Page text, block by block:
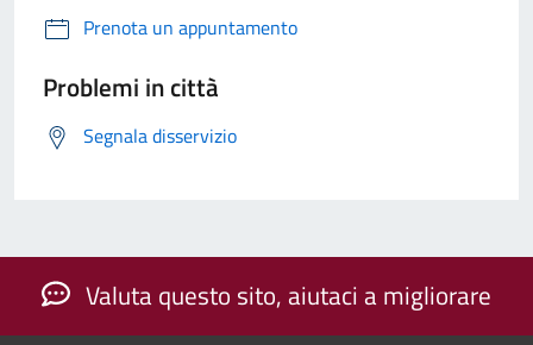
Prenota un appuntamento
Problemi in città
Segnala disservizio
Valuta questo sito, aiutaci a migliorare